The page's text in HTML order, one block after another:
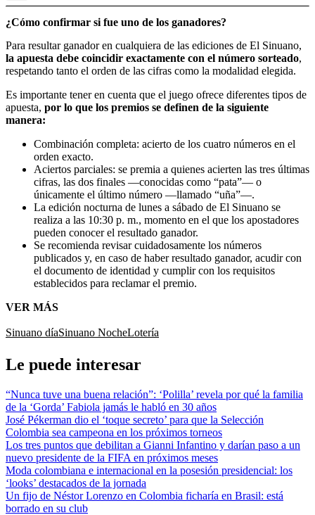
¿Cómo confirmar si fue uno de los ganadores?
Para resultar ganador en cualquiera de las ediciones de El Sinuano,
la apuesta debe coincidir exactamente con el número sorteado,
respetando tanto el orden de las cifras como la modalidad elegida.
Es importante tener en cuenta que el juego ofrece diferentes tipos de
apuesta, por lo que los premios se definen de la siguiente
manera:
Combinación completa: acierto de los cuatro números en el
orden exacto.
Aciertos parciales: se premia a quienes acierten las tres últimas
cifras, las dos finales —conocidas como “pata”— o
únicamente el último número —llamado “uña”—.
La edición nocturna de lunes a sábado de El Sinuano se
realiza a las 10:30 p. m., momento en el que los apostadores
pueden conocer el resultado ganador.
Se recomienda revisar cuidadosamente los números
publicados y, en caso de haber resultado ganador, acudir con
el documento de identidad y cumplir con los requisitos
establecidos para reclamar el premio.
VER MÁS
Sinuano díaSinuano NocheLotería
Le puede interesar
“Nunca tuve una buena relación”: ‘Polilla’ revela por qué la familia
de la ‘Gorda’ Fabiola jamás le habló en 30 años
José Pékerman dio el ‘toque secreto’ para que la Selección
Colombia sea campeona en los próximos torneos
Los tres puntos que debilitan a Gianni Infantino y darían paso a un
nuevo presidente de la FIFA en próximos meses
Moda colombiana e internacional en la posesión presidencial: los
‘looks’ destacados de la jornada
Un fijo de Néstor Lorenzo en Colombia ficharía en Brasil: está
borrado en su club